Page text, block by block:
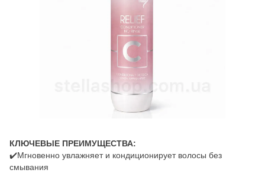
КЛЮЧЕВЫЕ ПРЕИМУЩЕСТВА:
✔️Мгновенно увлажняет и кондиционирует волосы без
смывания